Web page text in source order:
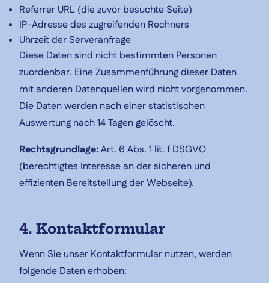
Referrer URL (die zuvor besuchte Seite)
IP-Adresse des zugreifenden Rechners
Uhrzeit der Serveranfrage
Diese Daten sind nicht bestimmten Personen
zuordenbar. Eine Zusammenführung dieser Daten
mit anderen Datenquellen wird nicht vorgenommen.
Die Daten werden nach einer statistischen
Auswertung nach 14 Tagen gelöscht.
Rechtsgrundlage:Art. 6 Abs. 1 lit. f DSGVO
(berechtigtes Interesse an der sicheren und
effizienten Bereitstellung der Webseite).
4. Kontaktformular
Wenn Sie unser Kontaktformular nutzen, werden
folgende Daten erhoben: